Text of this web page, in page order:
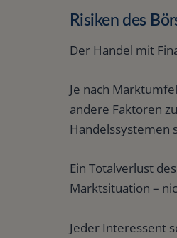
Risiken des
Der Handel mit
Je nach
andere Faktoren
Handelssystemen
Ein Totalverlust
Marktsituation –
Jeder Interessent